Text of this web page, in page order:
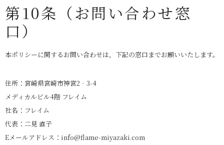
第10条（お問い合わせ窓
口）
本ポリシーに関するお問い合わせは，下記の窓口までお願いいたします。
住所：宮崎県宮崎市神宮2‐3-4
メディカルビル4階 フレイム
社名：フレイム
代表：二見 直子
Eメールアドレス：info@flame-miyazaki.com